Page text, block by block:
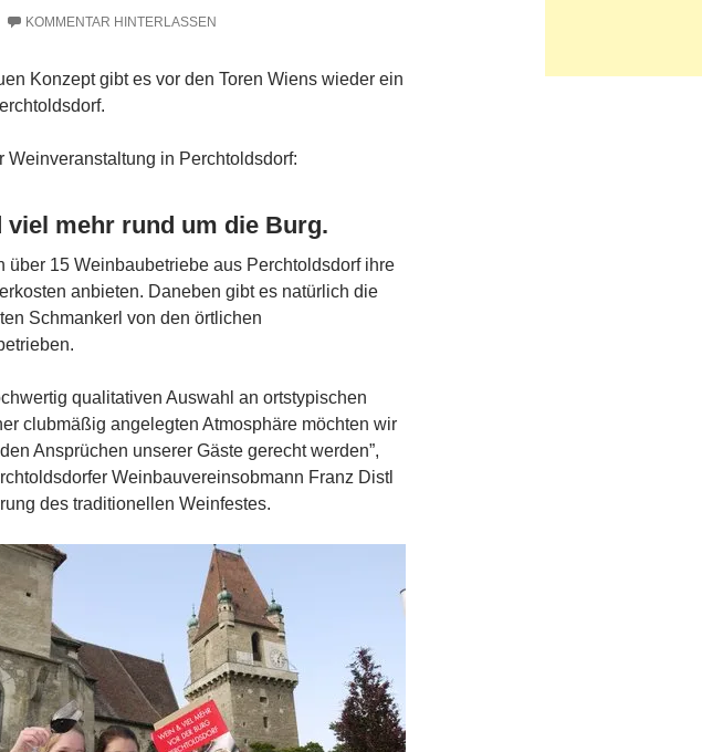
KOMMENTAR HINTERLASSEN
Konzept gibt es vor den Toren Wiens wieder ein
Weinveranstaltung in Perchtoldsdorf:
viel mehr rund um die Burg.
über 15 Weinbaubetriebe aus Perchtoldsdorf ihre
anbieten. Daneben gibt es natürlich die
Schmankerl von den örtlichen
qualitativen Auswahl an ortstypischen
clubmäßig angelegten Atmosphäre möchten wir
Ansprüchen unserer Gäste gerecht werden”,
Weinbauvereinsobmann Franz Distl
des traditionellen Weinfestes.